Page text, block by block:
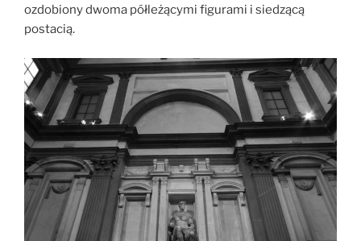
ozdobiony dwoma półleżącymi figurami i siedzącą
postacią.